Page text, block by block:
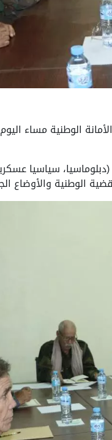
الوطنية مساء
(دبلوماسيا، سياسيا
الوطنية والأوضاع